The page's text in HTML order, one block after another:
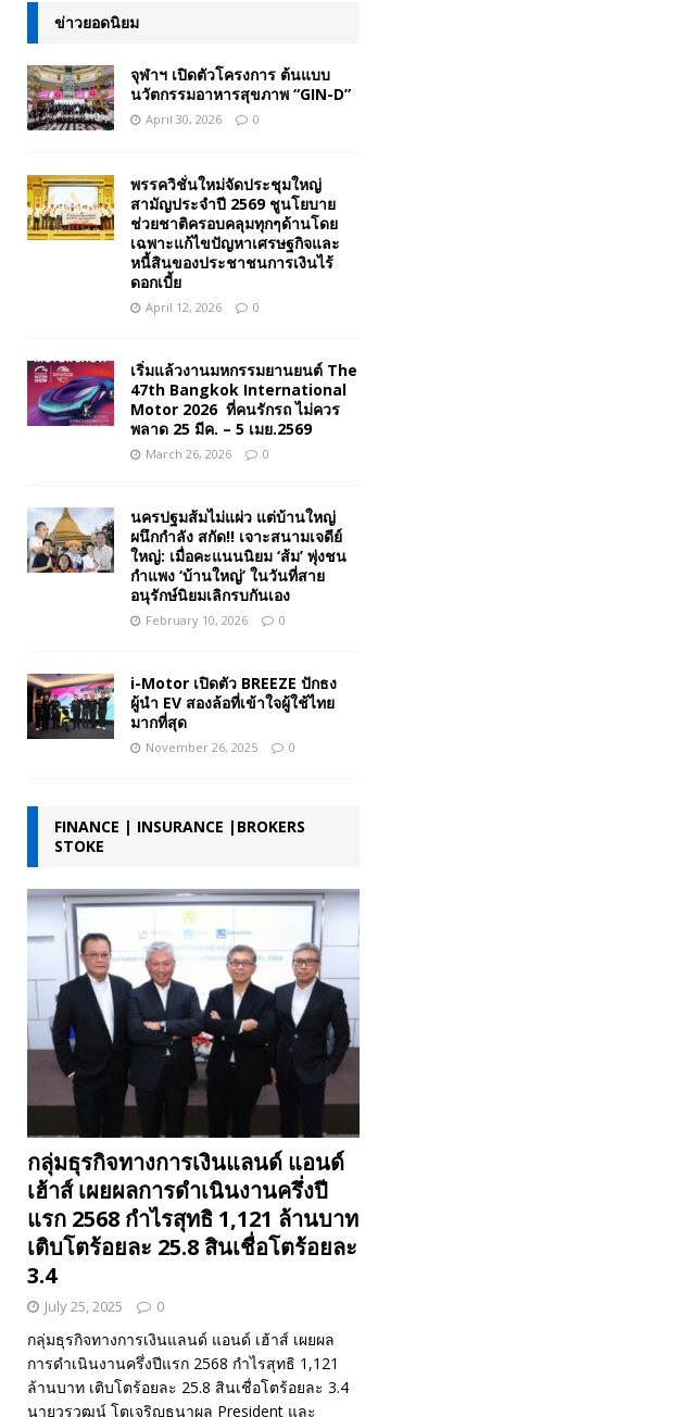
ข่าวยอดนิยม
จุฬาฯ เปิดตัวโครงการ ต้นแบบ
นวัตกรรมอาหารสุขภาพ “GIN-D”
April 30, 2026 0
พรรควิชั่นใหม่จัดประชุมใหญ่
สามัญประจำปี 2569 ชูนโยบาย
ช่วยชาติครอบคลุมทุกๆด้านโดย
เฉพาะแก้ไขปัญหาเศรษฐกิจและ
หนี้สินของประชาชนการเงินไร้
ดอกเบี้ย
April 12, 2026 0
เริ่มแล้วงานมหกรรมยานยนต์ The
47th Bangkok International
Motor 2026 ที่คนรักรถ ไม่ควร
พลาด 25 มีค. – 5 เมย.2569
March 26, 2026 0
นครปฐมส้มไม่แผ่ว แต่บ้านใหญ่
ผนึกกำลัง สกัด!! เจาะสนามเจดีย์
ใหญ่: เมื่อคะแนนนิยม ‘ส้ม’ พุ่งชน
กำแพง ‘บ้านใหญ่’ ในวันที่สาย
อนุรักษ์นิยมเลิกรบกันเอง
February 10, 2026 0
i-Motor เปิดตัว BREEZE ปักธง
ผู้นำ EV สองล้อที่เข้าใจผู้ใช้ไทย
มากที่สุด
November 26, 2025 0
FINANCE | INSURANCE |BROKERS
STOKE
กลุ่มธุรกิจทางการเงินแลนด์ แอนด์
เฮ้าส์ เผยผลการดำเนินงานครึ่งปี
แรก 2568 กำไรสุทธิ 1,121 ล้านบาท
เติบโตร้อยละ 25.8 สินเชื่อโตร้อยละ
3.4
July 25, 2025 0
กลุ่มธุรกิจทางการเงินแลนด์ แอนด์ เฮ้าส์ เผยผล
การดำเนินงานครึ่งปีแรก 2568 กำไรสุทธิ 1,121
ล้านบาท เติบโตร้อยละ 25.8 สินเชื่อโตร้อยละ 3.4
นายวรวุฒน์ โตเจริญธนาผล President และ